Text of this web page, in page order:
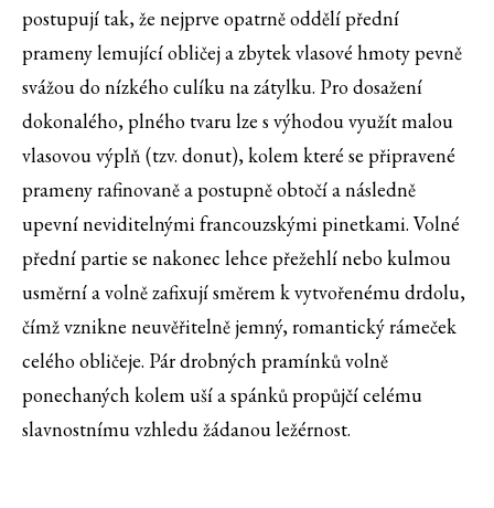
postupují tak, že nejprve opatrně oddělí přední
prameny lemující obličej a zbytek vlasové hmoty pevně
svážou do nízkého culíku na zátylku. Pro dosažení
dokonalého, plného tvaru lze s výhodou využít malou
vlasovou výplň (tzv. donut), kolem které se připravené
prameny rafinovaně a postupně obtočí a následně
upevní neviditelnými francouzskými pinetkami. Volné
přední partie se nakonec lehce přežehlí nebo kulmou
usměrní a volně zafixují směrem k vytvořenému drdolu,
čímž vznikne neuvěřitelně jemný, romantický rámeček
celého obličeje. Pár drobných pramínků volně
ponechaných kolem uší a spánků propůjčí celému
slavnostnímu vzhledu žádanou ležérnost.